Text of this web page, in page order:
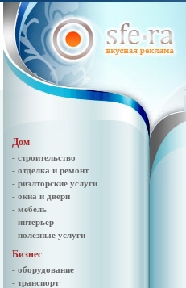
Дом
- строительство
- отделка и ремонт
- риэлторские услуги
- окна и двери
- мебель
- интерьер
- полезные услуги
Бизнес
- оборудование
- транспорт